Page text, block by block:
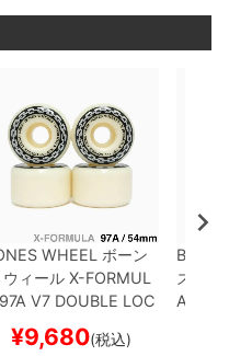
WHEEL ボーン
ウィール X-FORMUL
V7 DOUBLE LOC
26 54mm スケート
ード スケボー
¥9,680(税込)
ズ
A 97A